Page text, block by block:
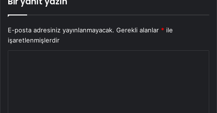
E-posta adresiniz yayınlanmayacak. Gerekli alanlar * ile
işaretlenmişlerdir